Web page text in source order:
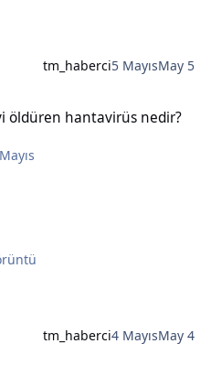
tm_haberci5 MayısMay 5
öldüren hantavirüs nedir?
tm_haberci4 MayısMay 4